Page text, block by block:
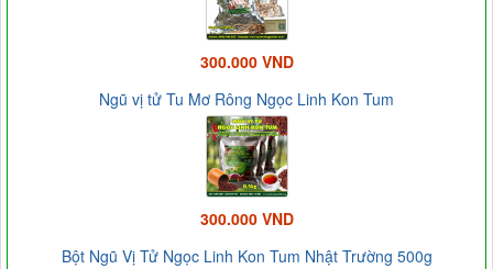
300.000 VND
Ngũ vị tử Tu Mơ Rông Ngọc Linh Kon Tum
300.000 VND
Bột Ngũ Vị Tử Ngọc Linh Kon Tum Nhật Trường 500g